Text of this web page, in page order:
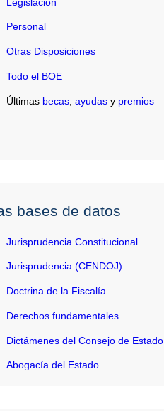
Personal
Otras Disposiciones
Todo el BOE
Últimas becas, ayudasy premios
bases de datos
Jurisprudencia Constitucional
Jurisprudencia (CENDOJ)
Doctrina de la Fiscalía
Derechos fundamentales
Dictámenes del Consejo de Estado
Abogacía del Estado